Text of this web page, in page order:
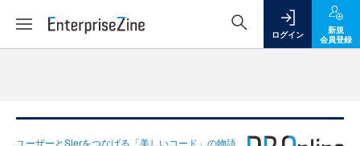
ログイン
新規
会員登録
ユーザーとSlerをつなげる「美しいコード」の物語